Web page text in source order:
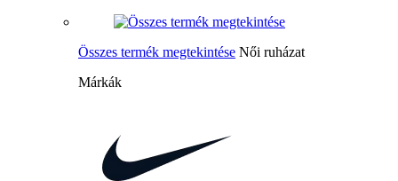
Összes termék megtekintése Női ruházat
Márkák